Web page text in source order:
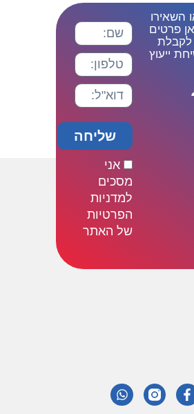
השאירו
פרטים
לקבלת
ייעוץ
אני
מסכים
למדניות
הפרטיות
של האתר
שליחה